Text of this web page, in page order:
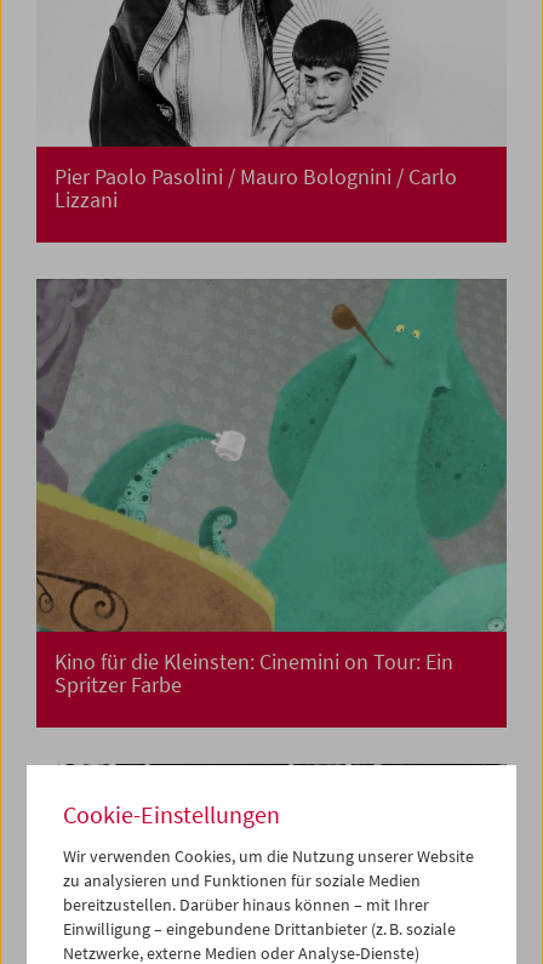
Pier Paolo Pasolini / Mauro Bolognini / Carlo
Lizzani
Kino für die Kleinsten: Cinemini on Tour: Ein
Spritzer Farbe
Cookie-Einstellungen
Wir verwenden Cookies, um die Nutzung unserer Website
zu analysieren und Funktionen für soziale Medien
bereitzustellen. Darüber hinaus können – mit Ihrer
Einwilligung – eingebundene Drittanbieter (z. B. soziale
Netzwerke, externe Medien oder Analyse-Dienste)